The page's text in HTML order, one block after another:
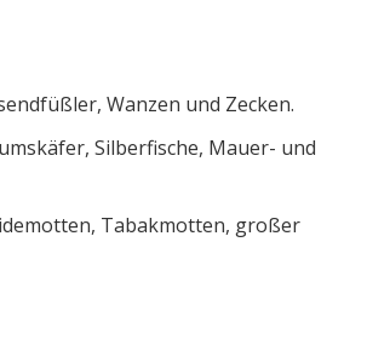
Wanzen und Zecken.
Silberfische, Mauer- und
Tabakmotten, großer